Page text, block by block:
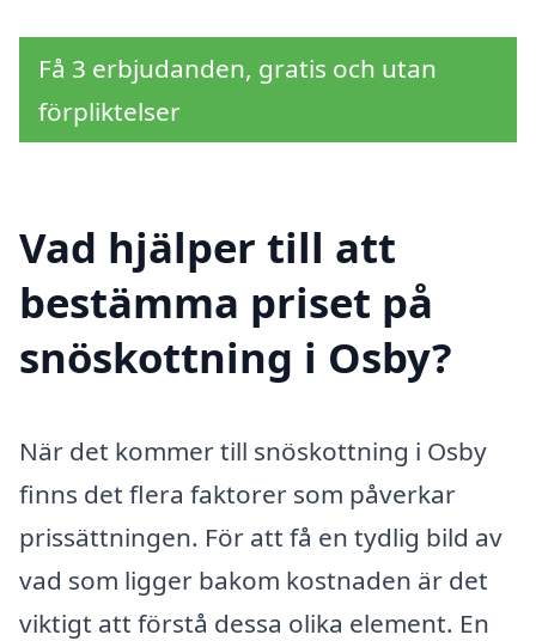
Få 3 erbjudanden, gratis och utan
förpliktelser
Vad hjälper till att
bestämma priset på
snöskottning i Osby?
När det kommer till snöskottning i Osby
finns det flera faktorer som påverkar
prissättningen. För att få en tydlig bild av
vad som ligger bakom kostnaden är det
viktigt att förstå dessa olika element. En